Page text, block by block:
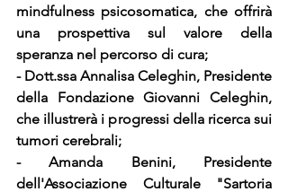
mindfulness psicosomatica, che offrirà
una prospettiva sul valore della
speranza nel percorso di cura;
- Dott.ssa Annalisa Celeghin, Presidente
della Fondazione Giovanni Celeghin,
che illustrerà i progressi della ricerca sui
tumori cerebrali;
- Amanda Benini, Presidente
dell'Associazione Culturale "Sartoria